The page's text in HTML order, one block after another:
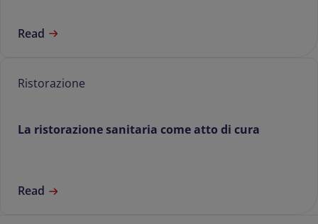
Read
Ristorazione
La ristorazione sanitaria come atto di cura
Read